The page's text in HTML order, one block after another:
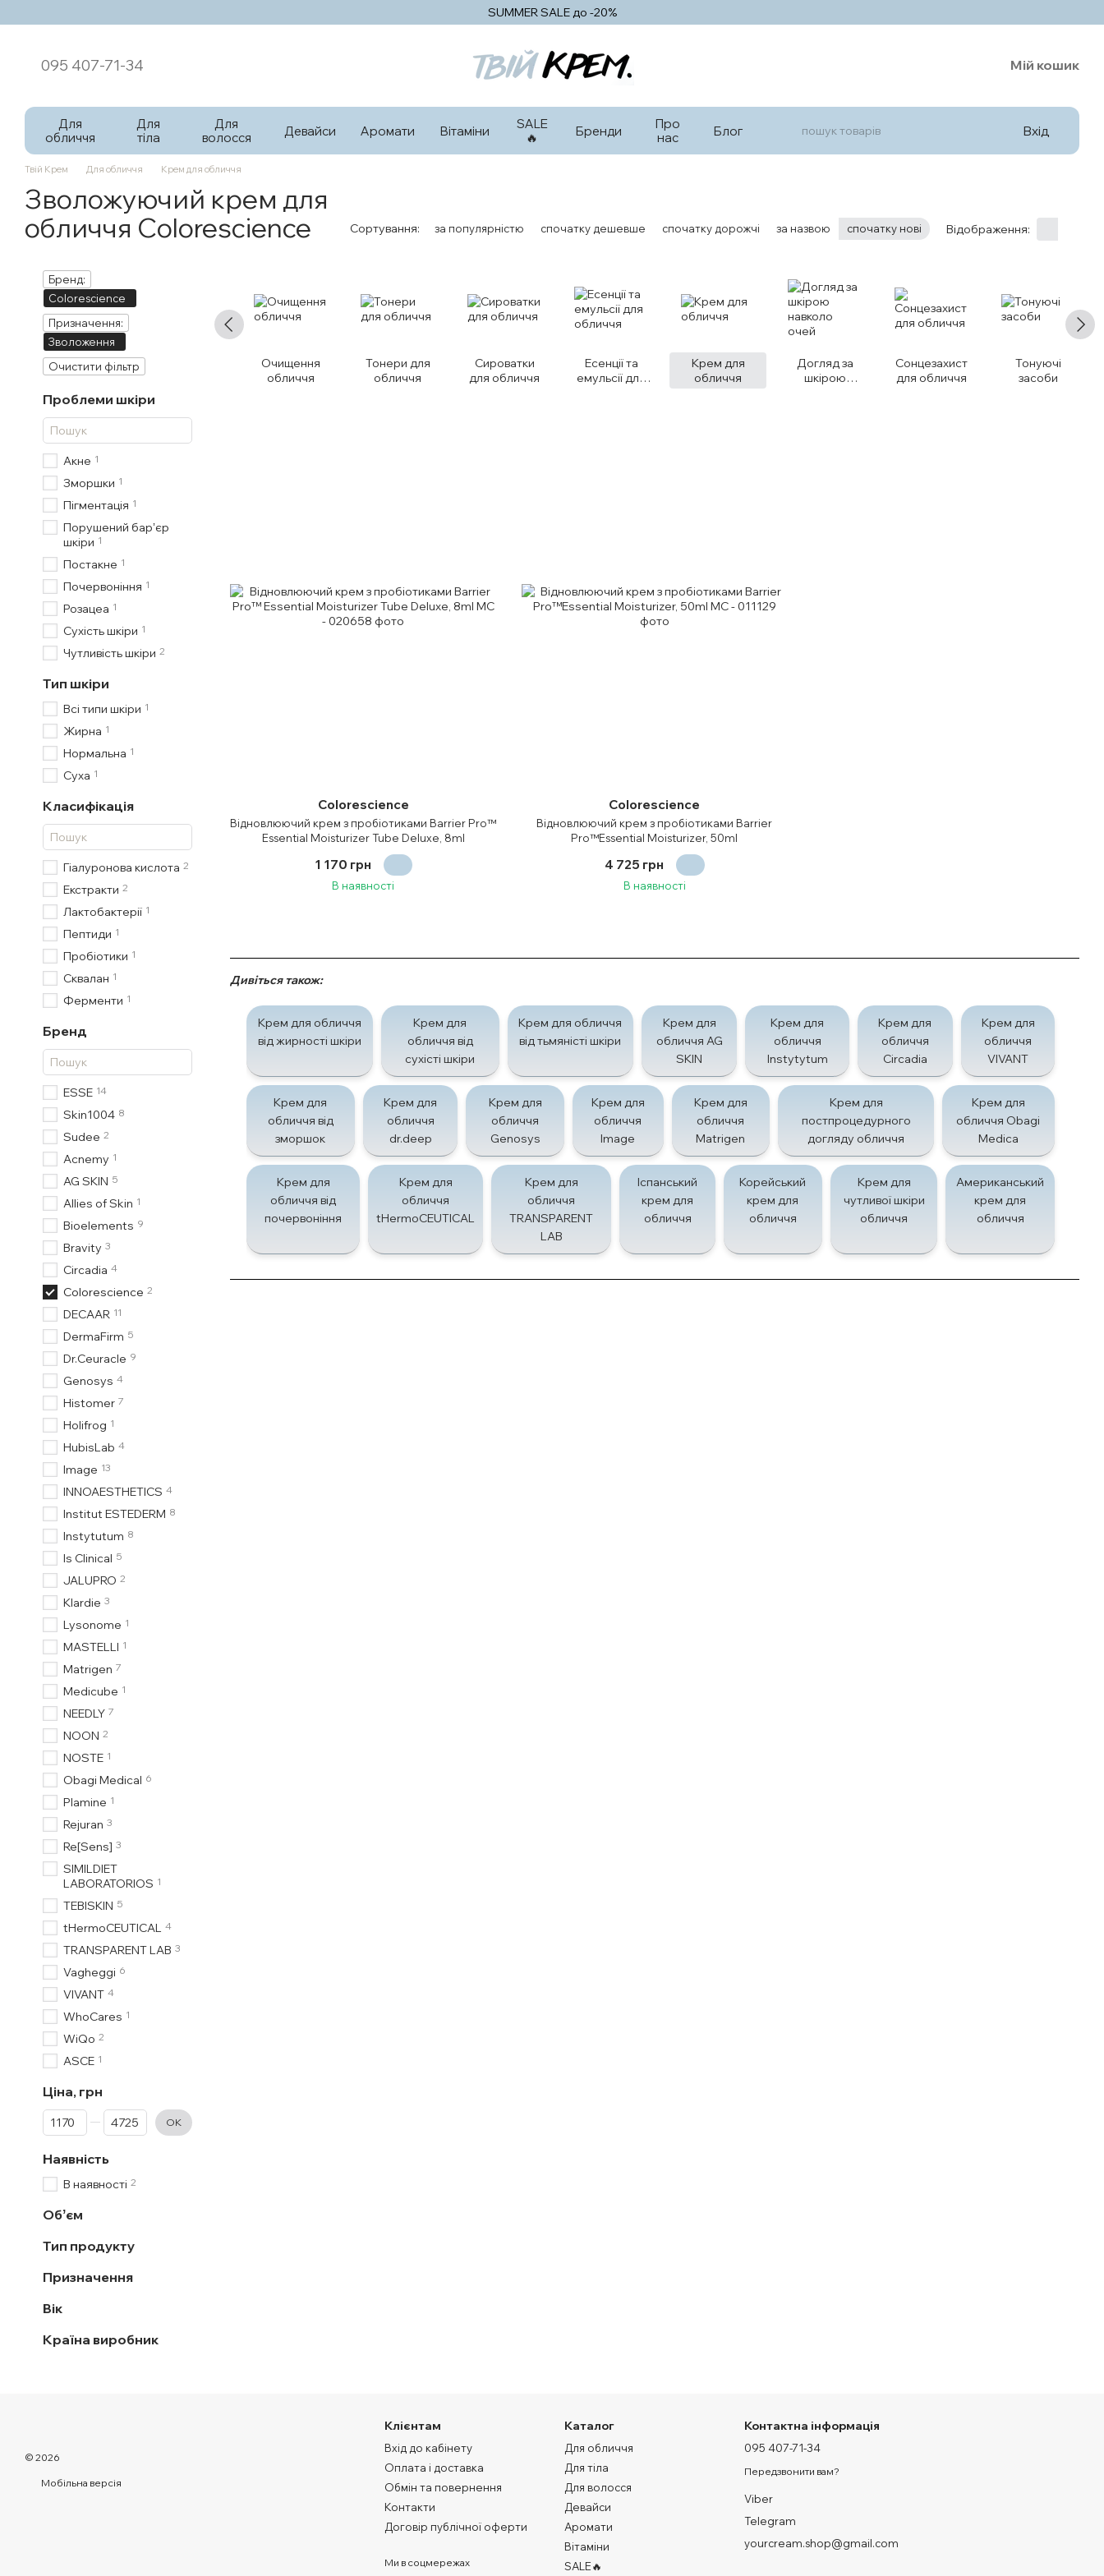
SUMMER SALE до -20%
095 407-71-34 Мій кошик
Для
обличчя
Для
тіла
Для
волосся
Девайси Аромати Вітаміни
SALE
🔥
Бренди
Про
нас
Блог Вхід
Твій Крем Для обличчя Крем для обличчя
Зволожуючий крем для
обличчя Colorescience
Сортування: за популярністю спочатку дешевше спочатку дорожчі за назвою спочатку нові Відображення:
Очищення
обличчя
Тонери для
обличчя
Сироватки
для обличчя
Есенції та
емульсії для
Крем для
обличчя
Догляд за
шкірою
Сонцезахист
для обличчя
Тонуючі
засоби
Дивіться також:
Крем для обличчя
від жирності шкіри
Крем для
обличчя від
сухісті шкіри
Крем для обличчя
від тьмяністі шкіри
Крем для
обличчя AG
SKIN
Крем для
обличчя
Instytytum
Крем для
обличчя
Circadia
Крем для
обличчя
VIVANT
Крем для
обличчя від
зморшок
Крем для
обличчя
dr.deep
Крем для
обличчя
Genosys
Крем для
обличчя
Image
Крем для
обличчя
Matrigen
Крем для
постпроцедурного
догляду обличчя
Крем для
обличчя Obagi
Medica
Крем для
обличчя від
почервоніння
Крем для
обличчя
tHermoCEUTICAL
Крем для
обличчя
TRANSPARENT
LAB
Іспанський
крем для
обличчя
Корейський
крем для
обличчя
Крем для
чутливої шкіри
обличчя
Американський
крем для
обличчя
Colorescience
Відновлюючий крем з пробіотиками Barrier Pro™
Essential Moisturizer Tube Deluxe, 8ml
1 170 грн
В наявності
Colorescience
Відновлюючий крем з пробіотиками Barrier
Pro™Essential Moisturizer, 50ml
4 725 грн
В наявності
Бренд:
Colorescience
Призначення:
Зволоження
Очистити фільтр
Проблеми шкіри
Акне 1
Зморшки 1
Пігментація 1
Порушений барʼєр
шкіри 1
Постакне 1
Почервоніння 1
Розацеа 1
Сухість шкіри 1
Чутливість шкіри 2
Тип шкіри
Всі типи шкіри 1
Жирна 1
Нормальна 1
Суха 1
Класифікація
Гіалуронова кислота 2
Екстракти 2
Лактобактерії 1
Пептиди 1
Пробіотики 1
Сквалан 1
Ферменти 1
Бренд
ESSE 14
Skin1004 8
Sudee 2
Acnemy 1
AG SKIN 5
Allies of Skin 1
Bioelements 9
Bravity 3
Circadia 4
Colorescience 2
DECAAR 11
DermaFirm 5
Dr.Ceuracle 9
Genosys 4
Histomer 7
Holifrog 1
HubisLab 4
Image 13
INNOAESTHETICS 4
Institut ESTEDERM 8
Instytutum 8
Is Clinical 5
JALUPRO 2
Klardie 3
Lysonome 1
MASTELLI 1
Matrigen 7
Medicube 1
NEEDLY 7
NOON 2
NOSTE 1
Obagi Medical 6
Plamine 1
Rejuran 3
Re[Sens] 3
SIMILDIET
LABORATORIOS 1
TEBISKIN 5
tHermoCEUTICAL 4
TRANSPARENT LAB 3
Vagheggi 6
VIVANT 4
WhoCares 1
WiQo 2
ASCE 1
Ціна, грн
От Ціна, грн
До Ціна, грн ОК
Наявність
В наявності 2
Обʼєм
Тип продукту
Призначення
Вік
Країна виробник
© 2026
Мобільна версія
Клієнтам
Вхід до кабінету
Оплата і доставка
Обмін та повернення
Контакти
Договір публічної оферти
Ми в соцмережах
Каталог
Для обличчя
Для тіла
Для волосся
Девайси
Аромати
Вітаміни
SALE🔥
Контактна інформація
095 407-71-34
Передзвонити вам?
Viber
Telegram
yourcream.shop@gmail.com